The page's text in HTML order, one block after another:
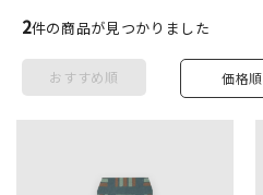
2件の商品が見つかりました
おすすめ順 価格順